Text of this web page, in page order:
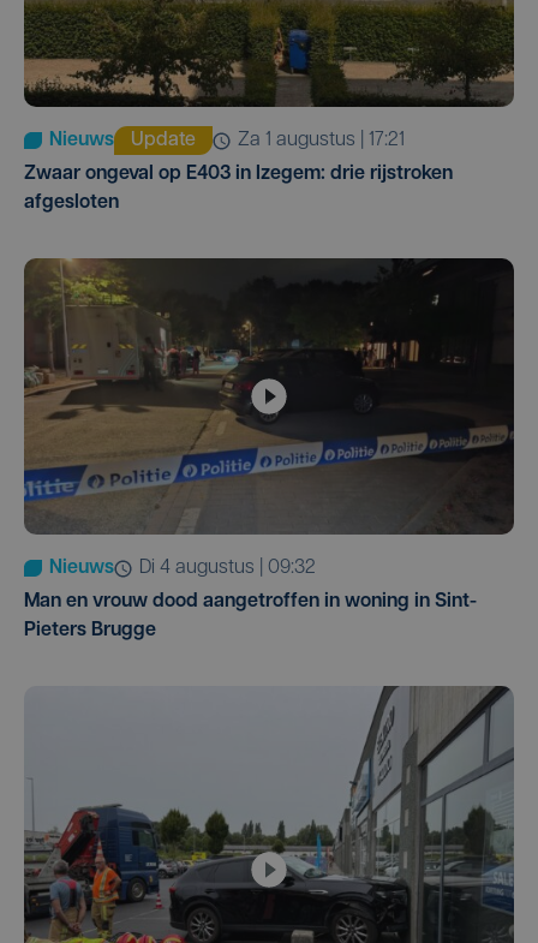
Nieuws Update
za 1 augustus | 17:21
Zwaar ongeval op E403 in Izegem: drie rijstroken
afgesloten
Nieuws
di 4 augustus | 09:32
Man en vrouw dood aangetroffen in woning in Sint-
Pieters Brugge